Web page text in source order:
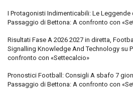
I Protagonisti Indimenticabili: Le Leggende
Passaggio di Bettona: A confronto con
Risultati Fase A 2026 2027 in diretta,
Signalling Knowledge And Technology su
confronto con «Settecalcio»
Pronostici Football: Consigli A sbafo 7
Passaggio di Bettona: A confronto con